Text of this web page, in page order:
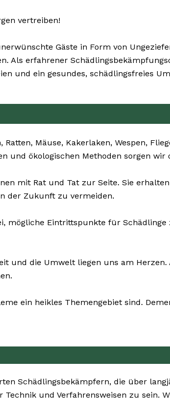
vertreiben!
Gäste in Form von
Als erfahrener
und ein gesundes, schädlingsfreies
Ratten, Mäuse, Kakerlaken, Wespen,
und ökologischen Methoden sorgen
mit Rat und Tat zur Seite. Sie
der Zukunft zu vermeiden.
mögliche Eintrittspunkte für
und die Umwelt liegen uns am
ein heikles Themengebiet sind.
Schädlingsbekämpfern, die über
und Verfahrensweisen zu sein.